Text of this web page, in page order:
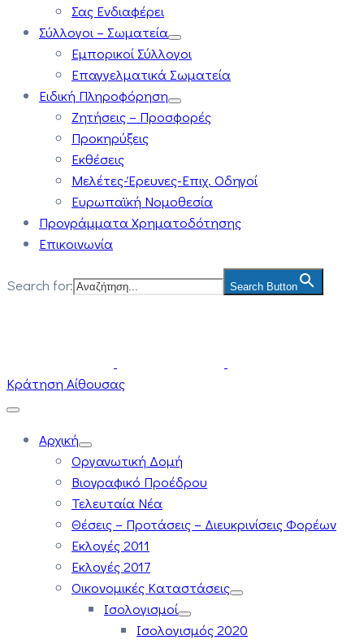
Σας Ενδιαφέρει
Σύλλογοι – Σωματεία
Εμπορικοί Σύλλογοι
Επαγγελματικά Σωματεία
Ειδική Πληροφόρηση
Ζητήσεις – Προσφορές
Προκηρύξεις
Εκθέσεις
Μελέτες-Έρευνες-Επιχ. Οδηγοί
Ευρωπαϊκή Νομοθεσία
Προγράμματα Χρηματοδότησης
Επικοινωνία
Search for: Search Button
Κράτηση Αίθουσας
Αρχική
Οργανωτική Δομή
Βιογραφικό Προέδρου
Τελευταία Νέα
Θέσεις – Προτάσεις – Διευκρινίσεις Φορέων
Εκλογές 2011
Εκλογές 2017
Οικονομικές Καταστάσεις
Ισολογισμοί
Ισολογισμός 2020